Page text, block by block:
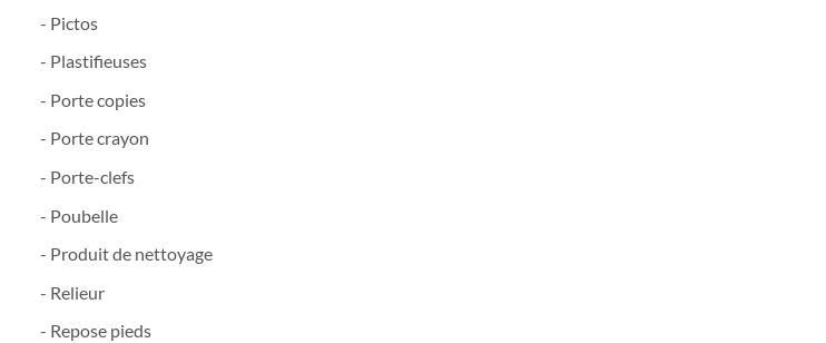
- Pictos
- Plastifieuses
- Porte copies
- Porte crayon
- Porte-clefs
- Poubelle
- Produit de nettoyage
- Relieur
- Repose pieds